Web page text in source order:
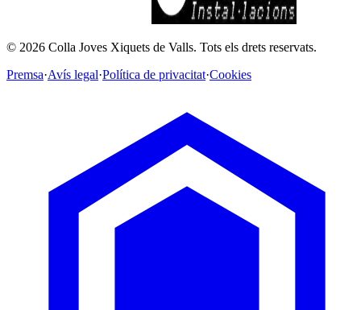
© 2026 Colla Joves Xiquets de Valls. Tots els drets reservats.
Premsa·Avís legal·Política de privacitat·Cookies